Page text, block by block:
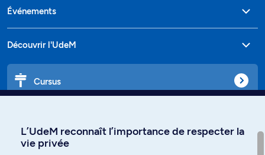
Événements
Découvrir l'UdeM
Cursus
L’UdeM reconnaît l’importance de respecter la
vie privée